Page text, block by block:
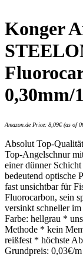
Konger
0,30mm/
Amazon.de Price: 8,09€(as of
Absolut Top-
Top-Angelschnur
einer dünner
bedeutend optische
fast unsichtbar für
Fluorocarbon, sein
versinkt schneller
Farbe: hellgrau *
Methode * kein
reißfest * höchste
Grundpreis: 0,03€/m